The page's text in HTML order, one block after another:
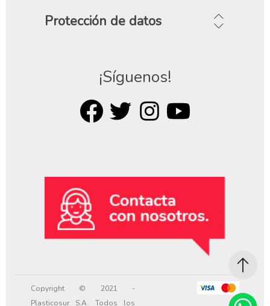
Protección de datos
¡Síguenos!
Copyright © 2021 -
Plasticosur S.A. Todos los